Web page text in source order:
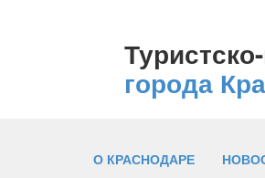
города
О КРАСНОДАРЕ